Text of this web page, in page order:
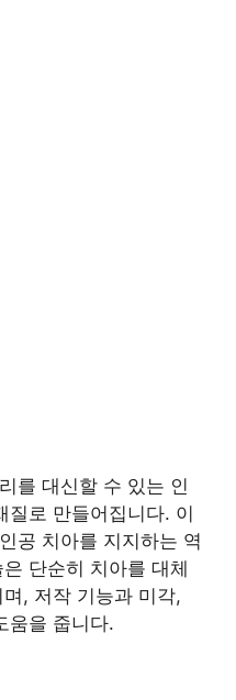
를 대신할 수 있는 인
질로 만들어집니다. 이
공 치아를 지지하는 역
단순히 치아를 대체
, 저작 기능과 미각,
움을 줍니다.